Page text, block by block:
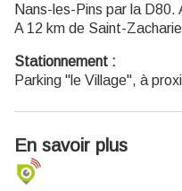
Nans-les-Pins par la D80.
A 12 km de Saint-
Stationnement :
Parking "le Village", à
En savoir plus